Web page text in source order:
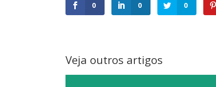
0 0 0
Veja outros artigos